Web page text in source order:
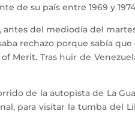
de su país entre 1969 y
del mediodía del
rechazo porque sabía
Merit. Tras huir de
de la autopista de La
para visitar la tumba del